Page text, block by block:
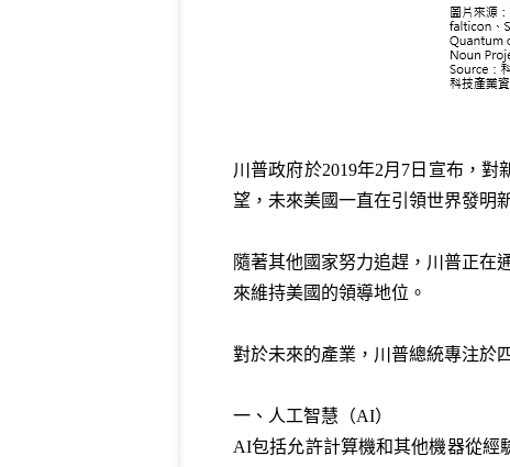
川普政府於2019年2月7日宣布，
望，未來美國一直在引領世界發明
隨著其他國家努力追趕，川普正在
來維持美國的領導地位。
對於未來的產業，川普總統專注於
一、人工智慧（AI）
AI包括允許計算機和其他機器從經